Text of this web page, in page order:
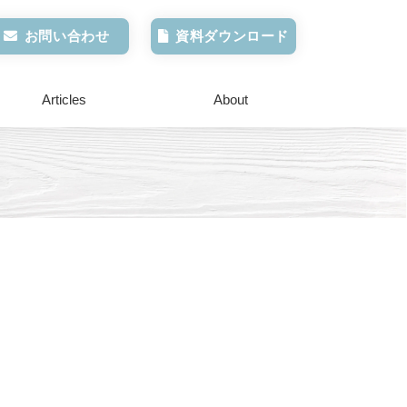
お問い合わせ 資料ダウンロード
Articles About